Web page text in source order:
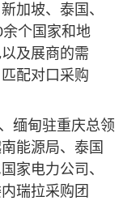
加坡、泰国、
个国家和地
及展商的需
配对口采购
缅甸驻重庆总领
能源局、泰国
家电力公司、
瑞拉采购团